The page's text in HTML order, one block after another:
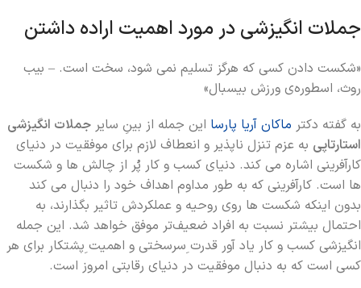
جملات انگیزشی در مورد اهمیت اراده داشتن
«شکست دادن کسی که هرگز تسلیم نمی شود، سخت است. – بیب
روث، اسطوره‌ی ورزش بیسبال»
به گفته دکتر ماکان آریا پارسا این جمله از بینِ سایر جملات انگیزشی
استارتاپی به عزم تنزل ناپذیر و انعطاف لازم برای موفقیت در دنیای
کارآفرینی اشاره می کند. دنیای کسب و کار پُر از چالش ها و شکست
ها است. کارآفرینی که به طور مداوم اهداف خود را دنبال می کند
بدون اینکه شکست ها روی روحیه و عملکردش تاثیر بگذارند، به
احتمال بیشتر نسبت به افراد ضعیف‌تر موفق خواهد شد. این جمله
انگیزشی کسب و کار یاد آور قدرت ِسرسختی و اهمیت ِپشتکار برای هر
کسی است که به دنبال موفقیت در دنیای رقابتی امروز است.